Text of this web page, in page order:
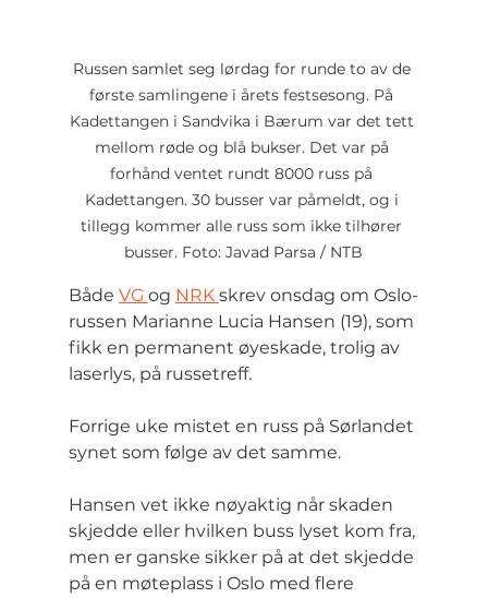
Russen samlet seg lørdag for runde to av de
første samlingene i årets festsesong. På
Kadettangen i Sandvika i Bærum var det tett
mellom røde og blå bukser. Det var på
forhånd ventet rundt 8000 russ på
Kadettangen. 30 busser var påmeldt, og i
tillegg kommer alle russ som ikke tilhører
busser. Foto: Javad Parsa / NTB
Både VG og NRK skrev onsdag om Oslo-
russen Marianne Lucia Hansen (19), som
fikk en permanent øyeskade, trolig av
laserlys, på russetreff.
Forrige uke mistet en russ på Sørlandet
synet som følge av det samme.
Hansen vet ikke nøyaktig når skaden
skjedde eller hvilken buss lyset kom fra,
men er ganske sikker på at det skjedde
på en møteplass i Oslo med flere